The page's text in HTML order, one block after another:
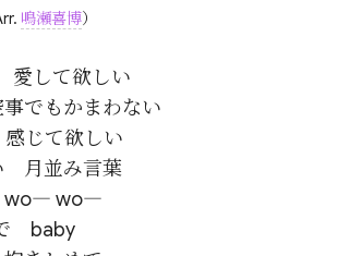
鳴瀬喜博）
愛して欲しい
でもかまわない
じて欲しい
月並み言葉
wo― wo―
　baby